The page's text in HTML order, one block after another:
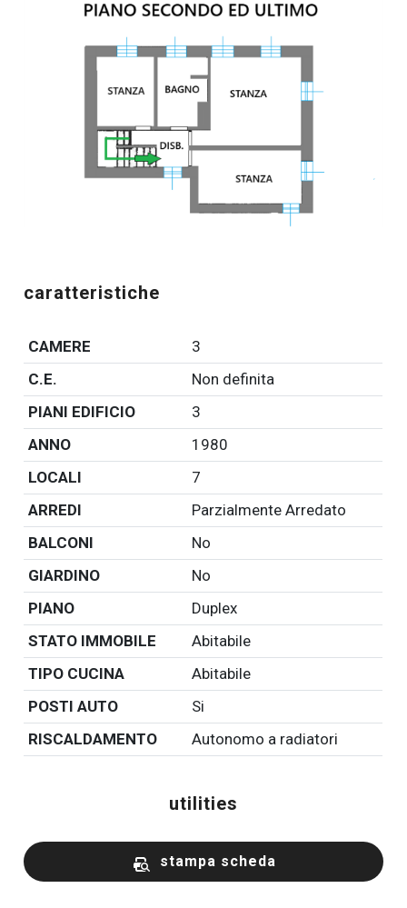
caratteristiche
CAMERE
3
C.E.
Non definita
PIANI EDIFICIO
3
ANNO
1980
LOCALI
7
ARREDI
Parzialmente Arredato
BALCONI
No
GIARDINO
No
PIANO
Duplex
STATO IMMOBILE
Abitabile
TIPO CUCINA
Abitabile
POSTI AUTO
Si
RISCALDAMENTO
Autonomo a radiatori
utilities
stampa scheda